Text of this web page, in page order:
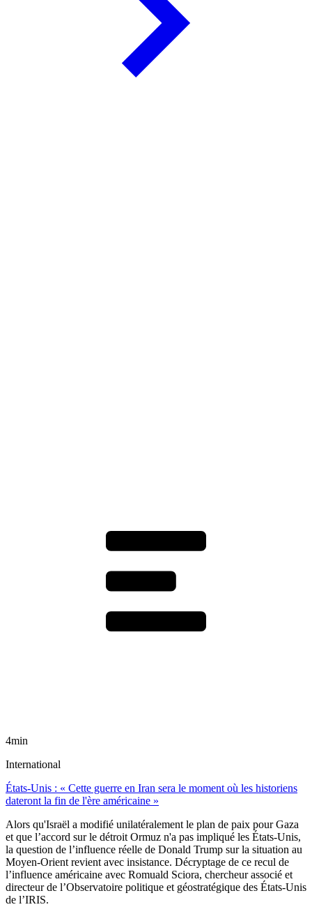
4min
International
États-Unis : « Cette guerre en Iran sera le moment où les historiens
dateront la fin de l'ère américaine »
Alors qu'Israël a modifié unilatéralement le plan de paix pour Gaza
et que l’accord sur le détroit Ormuz n'a pas impliqué les États-Unis,
la question de l’influence réelle de Donald Trump sur la situation au
Moyen-Orient revient avec insistance. Décryptage de ce recul de
l’influence américaine avec Romuald Sciora, chercheur associé et
directeur de l’Observatoire politique et géostratégique des États-Unis
de l’IRIS.